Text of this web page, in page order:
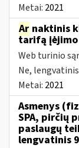
Metai: 2021
Ar naktinis
tarifą
Web turinio
Ne,
Metai: 2021
Asmenys
SPA, pirčių
paslaugų
lengvatinis